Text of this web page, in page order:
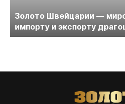
Золото Швейцарии —
импорту и экспорту